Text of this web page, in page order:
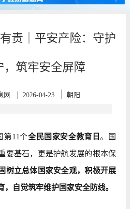
责｜平安产险：守护
，筑牢安全屏障
网 2026-04-23 朝阳
第11个全民国家安全教育日。国
要基石，更是护航发展的根本保
树立总体国家安全观，积极开展
，自觉筑牢维护国家安全防线。